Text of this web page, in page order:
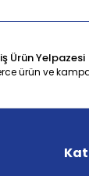
Ürün Yelpazesi
ürün ve